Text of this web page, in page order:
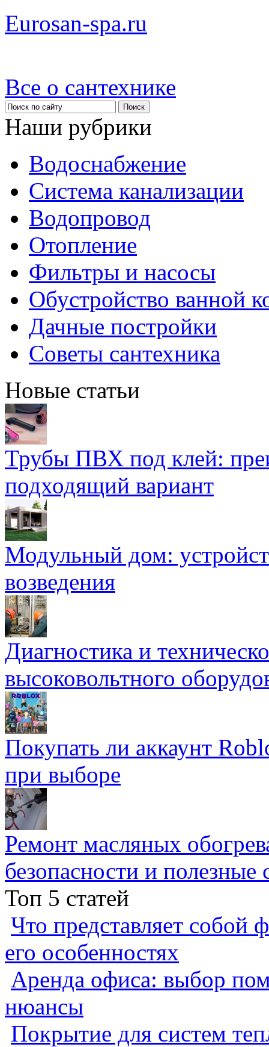
Eurosan-spa.ru
Все о сантехнике
Наши рубрики
Водоснабжение
Система канализации
Водопровод
Отопление
Фильтры и насосы
Обустройство ванной
Дачные постройки
Советы сантехника
Новые статьи
Трубы ПВХ под клей:
подходящий вариант
Модульный дом:
возведения
Диагностика и
высоковольтного
Покупать ли аккаунт
при выборе
Ремонт масляных
безопасности и полезные
Топ 5 статей
Что представляет собой
его особенностях
Аренда офиса: выбор
нюансы
Покрытие для систем